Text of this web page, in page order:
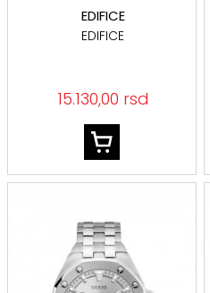
EDIFICE
EDIFICE
15.130,00 rsd